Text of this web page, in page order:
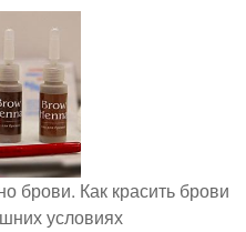
брови. Как красить брови
условиях